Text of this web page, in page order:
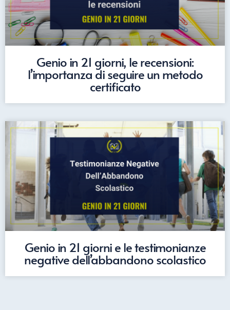
Genio in 21 giorni, le recensioni:
l’importanza di seguire un metodo
certificato
Genio in 21 giorni e le testimonianze
negative dell’abbandono scolastico